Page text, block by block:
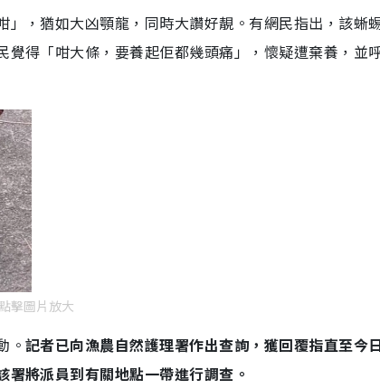
，猶如大凶顎龍，同時大讚好靚。有網民指出，該蜥
得「咁大條，要養起佢都幾頭痛」，懷疑遭棄養，並
點擊圖片放大
。記者已向漁農自然護理署作出查詢，獲回覆指直至今
將派員到有關地點一帶進行調查。